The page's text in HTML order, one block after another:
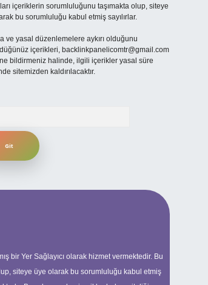
içeriklerin sorumluluğunu taşımakta olup, siteye
bu sorumluluğu kabul etmiş sayılırlar.
ve yasal düzenlemelere aykırı olduğunu
içerikleri, backlinkpanelicomtr@gmail.com
bildirmeniz halinde, ilgili içerikler yasal süre
sitemizden kaldırılacaktır.
bir Yer Sağlayıcı olarak hizmet vermektedir. Bu
siteye üye olarak bu sorumluluğu kabul etmiş